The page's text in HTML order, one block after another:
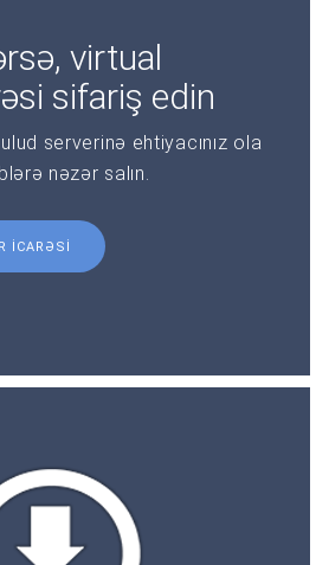
virtual
sifariş edin
serverinə ehtiyacınız ola
nəzər salın.
ICARƏSI